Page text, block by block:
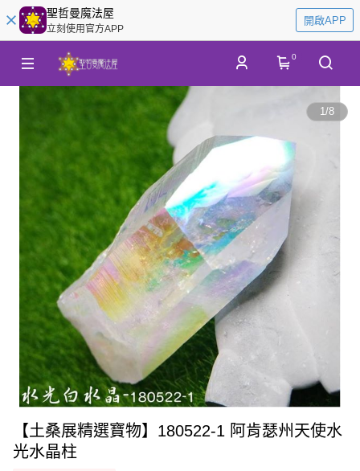
聖哲曼魔法屋
立刻使用官方APP
開啟APP
0
1/8
【土桑展精選寶物】180522-1 阿肯瑟州天使水
光水晶柱